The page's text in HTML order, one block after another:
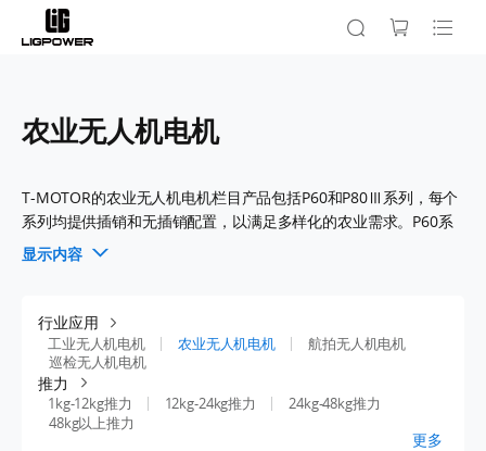
农业无人机电机
T-MOTOR的农业无人机电机栏目产品包括P60和P80Ⅲ系列，每个
系列均提供插销和无插销配置，以满足多样化的农业需求。P60系
列配备KV170电机，提供高达8.4kg的强劲推力，适合高效的喷洒和
播种作业。而P80Ⅲ系列则配备KV100电机，具备高达16kg的重载
用性和高效性，确保在各种环境条件下的可靠性能。
浏览我们的农业无人机电机产品系列，助您找到提升您农业无人机
效率的完美电机。
显示内容
行业应用
工业无人机电机 农业无人机电机
航拍无人机电机
巡检无人机电机
推力
1kg-12kg推力 12kg-24kg推力
24kg-48kg推力
48kg以上推力
更多